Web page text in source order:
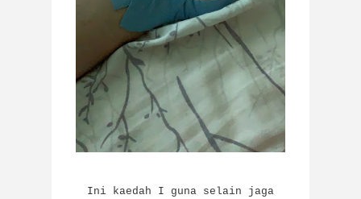
Ini kaedah I guna selain jaga